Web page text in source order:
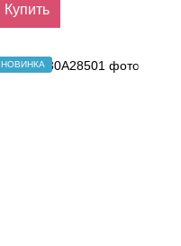
Купить
НОВИНКА